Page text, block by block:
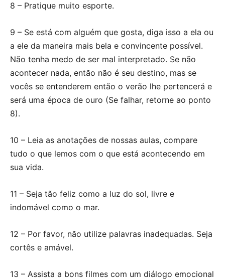
8 – Pratique muito esporte.
9 – Se está com alguém que gosta, diga isso a ela ou
a ele da maneira mais bela e convincente possível.
Não tenha medo de ser mal interpretado. Se não
acontecer nada, então não é seu destino, mas se
vocês se entenderem então o verão lhe pertencerá e
será uma época de ouro (Se falhar, retorne ao ponto
8).
10 – Leia as anotações de nossas aulas, compare
tudo o que lemos com o que está acontecendo em
sua vida.
11 – Seja tão feliz como a luz do sol, livre e
indomável como o mar.
12 – Por favor, não utilize palavras inadequadas. Seja
cortês e amável.
13 – Assista a bons filmes com um diálogo emocional